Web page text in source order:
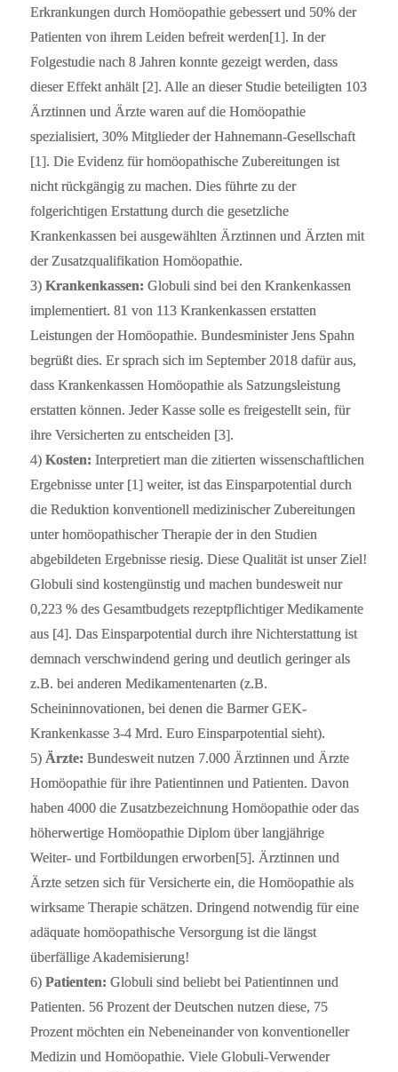
Erkrankungen durch Homöopathie gebessert und 50% der
Patienten von ihrem Leiden befreit werden[1]. In der
Folgestudie nach 8 Jahren konnte gezeigt werden, dass
dieser Effekt anhält [2]. Alle an dieser Studie beteiligten 103
Ärztinnen und Ärzte waren auf die Homöopathie
spezialisiert, 30% Mitglieder der Hahnemann-Gesellschaft
[1]. Die Evidenz für homöopathische Zubereitungen ist
nicht rückgängig zu machen. Dies führte zu der
folgerichtigen Erstattung durch die gesetzliche
Krankenkassen bei ausgewählten Ärztinnen und Ärzten mit
der Zusatzqualifikation Homöopathie.
3) Krankenkassen: Globuli sind bei den Krankenkassen
implementiert. 81 von 113 Krankenkassen erstatten
Leistungen der Homöopathie. Bundesminister Jens Spahn
begrüßt dies. Er sprach sich im September 2018 dafür aus,
dass Krankenkassen Homöopathie als Satzungsleistung
erstatten können. Jeder Kasse solle es freigestellt sein, für
ihre Versicherten zu entscheiden [3].
4) Kosten: Interpretiert man die zitierten wissenschaftlichen
Ergebnisse unter [1] weiter, ist das Einsparpotential durch
die Reduktion konventionell medizinischer Zubereitungen
unter homöopathischer Therapie der in den Studien
abgebildeten Ergebnisse riesig. Diese Qualität ist unser Ziel!
Globuli sind kostengünstig und machen bundesweit nur
0,223 % des Gesamtbudgets rezeptpflichtiger Medikamente
aus [4]. Das Einsparpotential durch ihre Nichterstattung ist
demnach verschwindend gering und deutlich geringer als
z.B. bei anderen Medikamentenarten (z.B.
Scheininnovationen, bei denen die Barmer GEK-
Krankenkasse 3-4 Mrd. Euro Einsparpotential sieht).
5) Ärzte: Bundesweit nutzen 7.000 Ärztinnen und Ärzte
Homöopathie für ihre Patientinnen und Patienten. Davon
haben 4000 die Zusatzbezeichnung Homöopathie oder das
höherwertige Homöopathie Diplom über langjährige
Weiter- und Fortbildungen erworben[5]. Ärztinnen und
Ärzte setzen sich für Versicherte ein, die Homöopathie als
wirksame Therapie schätzen. Dringend notwendig für eine
adäquate homöopathische Versorgung ist die längst
überfällige Akademisierung!
6) Patienten: Globuli sind beliebt bei Patientinnen und
Patienten. 56 Prozent der Deutschen nutzen diese, 75
Prozent möchten ein Nebeneinander von konventioneller
Medizin und Homöopathie. Viele Globuli-Verwender